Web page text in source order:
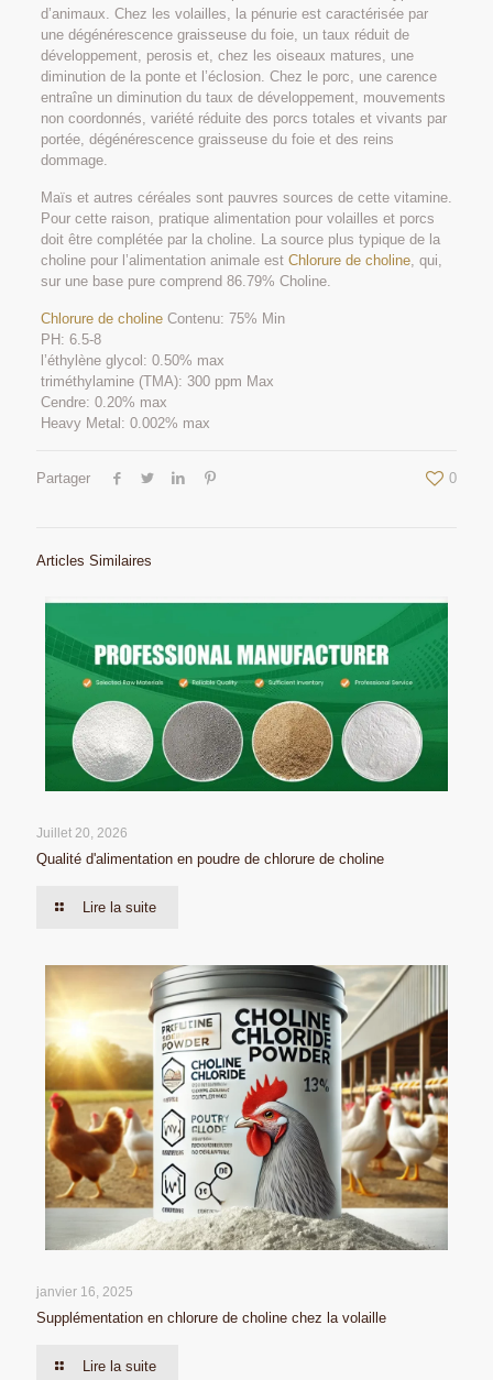
d’animaux. Chez les volailles, la pénurie est caractérisée par
une dégénérescence graisseuse du foie, un taux réduit de
développement, perosis et, chez les oiseaux matures, une
diminution de la ponte et l’éclosion. Chez le porc, une carence
entraîne un diminution du taux de développement, mouvements
non coordonnés, variété réduite des porcs totales et vivants par
portée, dégénérescence graisseuse du foie et des reins
dommage.
Maïs et autres céréales sont pauvres sources de cette vitamine.
Pour cette raison, pratique alimentation pour volailles et porcs
doit être complétée par la choline. La source plus typique de la
choline pour l’alimentation animale est Chlorure de choline, qui,
sur une base pure comprend 86.79% Choline.
Chlorure de cholineContenu: 75% Min
PH: 6.5-8
l’éthylène glycol: 0.50% max
triméthylamine (TMA): 300 ppm Max
Cendre: 0.20% max
Heavy Metal: 0.002% max
Partager 0
Articles Similaires
Juillet 20, 2026
Qualité d'alimentation en poudre de chlorure de choline
Lire la suite
janvier 16, 2025
Supplémentation en chlorure de choline chez la volaille
Lire la suite